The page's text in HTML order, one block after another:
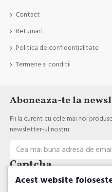
Contact
Returnari
Politica de confidentialitate
Termene si conditii
Aboneaza-te la
Fii la curent cu cele mai noi
newsletter-ul nostru
Captcha
Acest website